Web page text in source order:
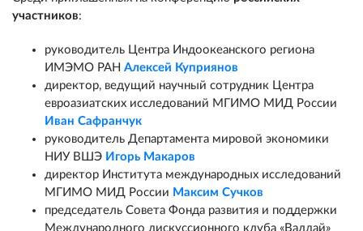
участников:
руководитель Центра Индоокеанского региона
ИМЭМО РАН Алексей Куприянов
директор, ведущий научный сотрудник Центра
евроазиатских исследований МГИМО МИД России
Иван Сафранчук
руководитель Департамента мировой экономики
НИУ ВШЭ Игорь Макаров
директор Института международных исследований
МГИМО МИД России Максим Сучков
председатель Совета Фонда развития и поддержки
Международного дискуссионного клуба «Валдай»